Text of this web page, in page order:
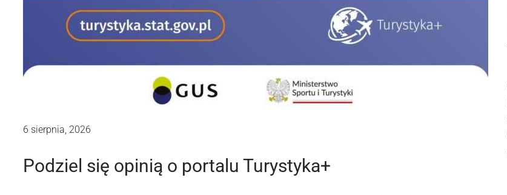
6 sierpnia, 2026
Podziel się opinią o portalu Turystyka+